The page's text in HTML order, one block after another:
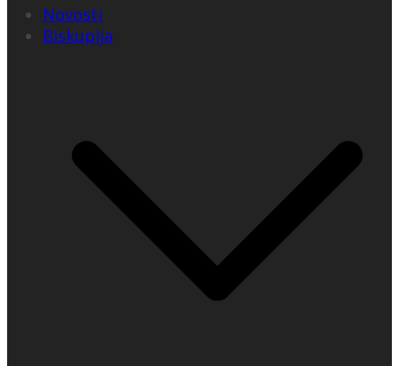
Novosti
Biskupija